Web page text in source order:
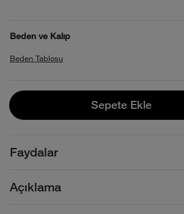
Beden ve Kalıp
Beden Tablosu
Sepete Ekle
Sepete Ekle
Açıklama
Faydalar